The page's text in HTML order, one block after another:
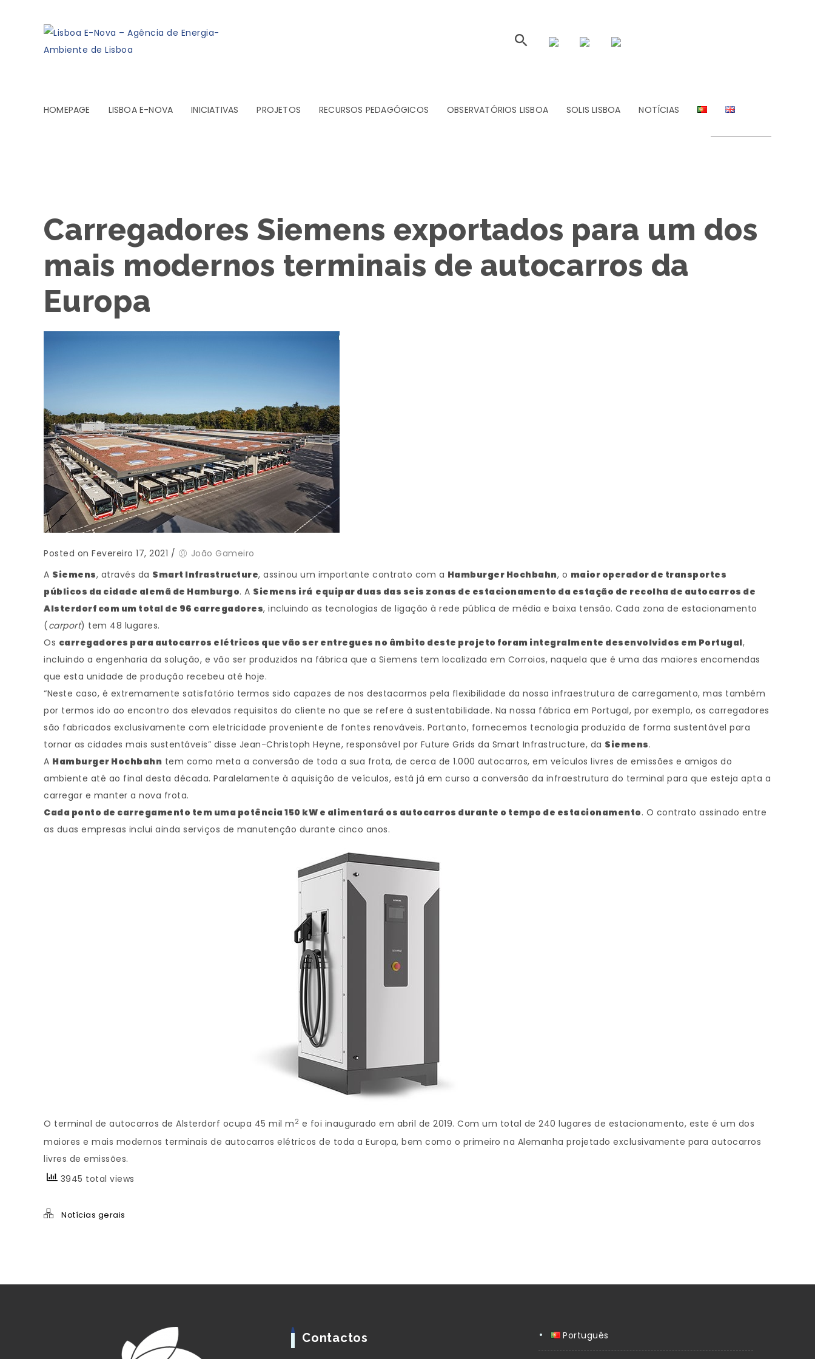
HOMEPAGE LISBOA E-NOVA INICIATIVAS PROJETOS RECURSOS PEDAGÓGICOS OBSERVATÓRIOS LISBOA SOLIS LISBOA NOTÍCIAS
Carregadores Siemens exportados para um dos
mais modernos terminais de autocarros da
Europa
Posted on Fevereiro 17, 2021 /
João Gameiro
A Siemens, através da Smart Infrastructure, assinou um importante contrato com a Hamburger Hochbahn, o maior operador de transportes
públicos da cidade alemã de Hamburgo. A Siemens irá equipar duas das seis zonas de estacionamento da estação de recolha de autocarros de
Alsterdorf com um total de 96 carregadores, incluindo as tecnologias de ligação à rede pública de média e baixa tensão. Cada zona de estacionamento
(carport) tem 48 lugares.
Os carregadores para autocarros elétricos que vão ser entregues no âmbito deste projeto foram integralmente desenvolvidos em Portugal,
incluindo a engenharia da solução, e vão ser produzidos na fábrica que a Siemens tem localizada em Corroios, naquela que é uma das maiores encomendas
que esta unidade de produção recebeu até hoje.
“Neste caso, é extremamente satisfatório termos sido capazes de nos destacarmos pela flexibilidade da nossa infraestrutura de carregamento, mas também
por termos ido ao encontro dos elevados requisitos do cliente no que se refere à sustentabilidade. Na nossa fábrica em Portugal, por exemplo, os carregadores
são fabricados exclusivamente com eletricidade proveniente de fontes renováveis. Portanto, fornecemos tecnologia produzida de forma sustentável para
tornar as cidades mais sustentáveis” disse Jean-Christoph Heyne, responsável por Future Grids da Smart Infrastructure, da Siemens.
A Hamburger Hochbahn tem como meta a conversão de toda a sua frota, de cerca de 1.000 autocarros, em veículos livres de emissões e amigos do
ambiente até ao final desta década. Paralelamente à aquisição de veículos, está já em curso a conversão da infraestrutura do terminal para que esteja apta a
carregar e manter a nova frota.
Cada ponto de carregamento tem uma potência 150 kW e alimentará os autocarros durante o tempo de estacionamento. O contrato assinado entre
as duas empresas inclui ainda serviços de manutenção durante cinco anos.
O terminal de autocarros de Alsterdorf ocupa 45 mil m 2 e foi inaugurado em abril de 2019. Com um total de 240 lugares de estacionamento, este é um dos
maiores e mais modernos terminais de autocarros elétricos de toda a Europa, bem como o primeiro na Alemanha projetado exclusivamente para autocarros
livres de emissões.
3945 total views
Notícias gerais
Contactos Português